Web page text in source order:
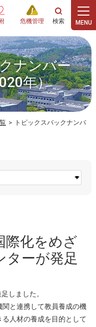
危機管理
ナンバー
年）
>
トピックスバックナンバ
際化をめざ
ターが発足
しました。
と連携して教員養成の機
人材の養成を目的として